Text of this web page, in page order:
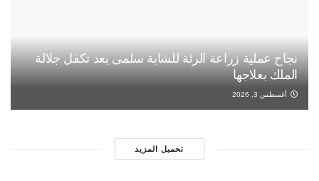
نجاح عملية زراعة الرئة للشابة سلمى بعد تكفل جلالة
الملك بعلاجها
أغسطس 3, 2026
تحميل المزيد